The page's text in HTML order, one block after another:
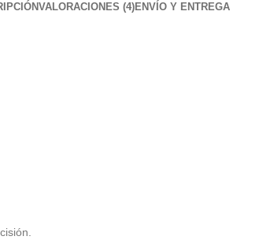
VALORACIONES (4)ENVÍO Y ENTREGA